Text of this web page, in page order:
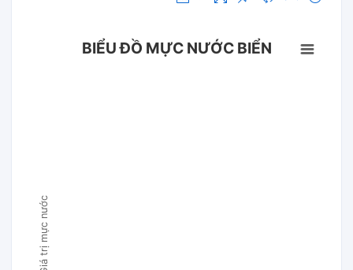
Giá trị mực nước
BIỂU ĐỒ MỰC NƯỚC BIỂN